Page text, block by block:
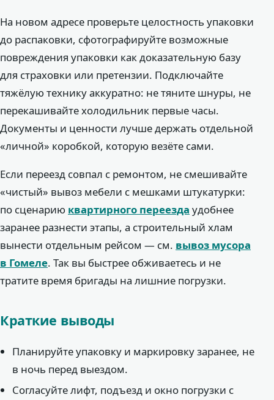
На новом адресе проверьте целостность упаковки
до распаковки, сфотографируйте возможные
повреждения упаковки как доказательную базу
для страховки или претензии. Подключайте
тяжёлую технику аккуратно: не тяните шнуры, не
перекашивайте холодильник первые часы.
Документы и ценности лучше держать отдельной
«личной» коробкой, которую везёте сами.
Если переезд совпал с ремонтом, не смешивайте
«чистый» вывоз мебели с мешками штукатурки:
по сценарию квартирного переезда удобнее
заранее разнести этапы, а строительный хлам
вынести отдельным рейсом — см. вывоз мусора
в Гомеле. Так вы быстрее обживаетесь и не
тратите время бригады на лишние погрузки.
Краткие выводы
Планируйте упаковку и маркировку заранее, не
в ночь перед выездом.
Согласуйте лифт, подъезд и окно погрузки с